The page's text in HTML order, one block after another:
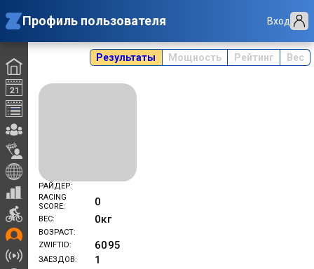
Профиль пользователя Вход
Результаты Мощность Рейтинг Вес
РАЙДЕР
RACING
SCORE
0
ВЕС 0кг
ВОЗРАСТ
ZWIFTID
6095
ЗАЕЗДОВ 1